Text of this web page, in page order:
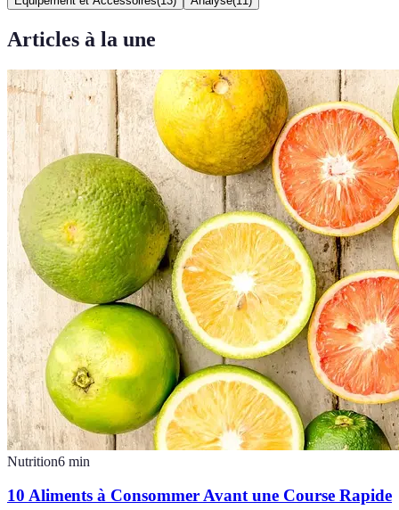
Articles à la une
Nutrition6 min
10 Aliments à Consommer Avant une Course Rapide